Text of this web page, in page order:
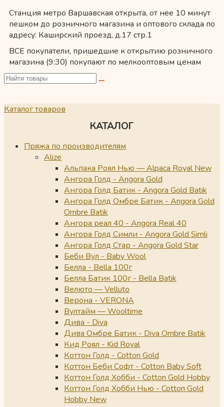
Станция метро Варшавская открыта, от нее 10 минут
пешком до розничного магазина и оптового склада по
адресу: Каширский проезд, д.17 стр.1
ВСЕ покупатели, пришедшие к открытию розничного
магазина (9:30) покупают по мелкооптовым ценам
Каталог товаров
КАТАЛОГ
Пряжа по производителям
Alize
Альпака Роял Нью — Alpaca Royal New
Ангора Голд - Angora Gold
Ангора Голд Батик - Angora Gold Batik
Ангора Голд Омбре Батик - Angora Gold
Ombre Batik
Ангора реал 40 - Angora Real 40
Ангора Голд Симли - Angora Gold Simli
Ангора Голд Стар - Angora Gold Star
Беби Вул - Baby Wool
Белла - Bella 100г
Белла Батик 100г - Bella Batik
Велюто — Velluto
Верона - VERONA
Вултайм — Wooltime
Дива - Diva
Дива Омбре Батик - Diva Ombre Batik
Кид Роял - Kid Royal
Коттон Голд - Cotton Gold
Коттон Беби Софт - Cotton Baby Soft
Коттон Голд Хобби - Cotton Gold Hobby
Коттон Голд Хобби Нью - Cotton Gold
Hobby New